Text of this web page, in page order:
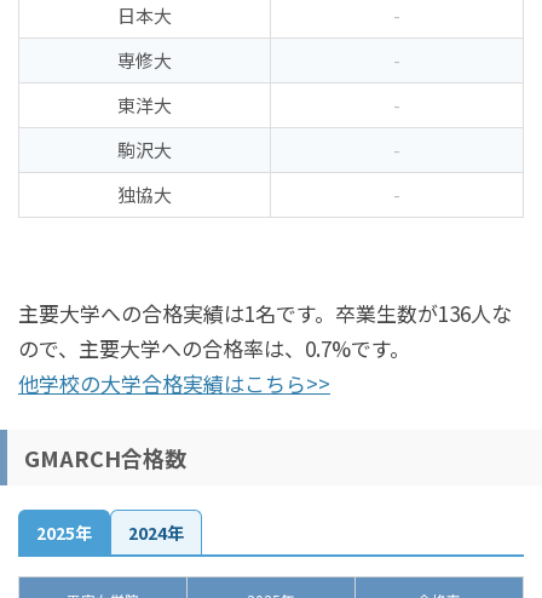
日本大
-
専修大
-
東洋大
-
駒沢大
-
独協大
-
主要大学への合格実績は1名です。卒業生数が136人な
ので、主要大学への合格率は、0.7%です。
他学校の大学合格実績はこちら>>
GMARCH合格数
2025年 2024年